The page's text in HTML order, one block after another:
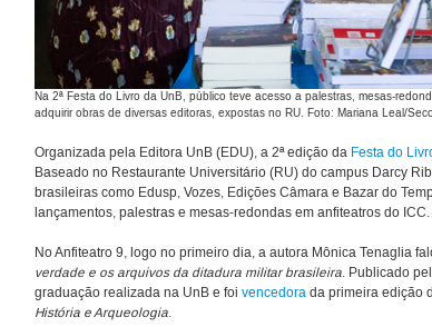
Na 2ª Festa do Livro da UnB, público teve acesso a palestras, mesas-
adquirir obras de diversas editoras, expostas no RU. Foto: Mariana Leal/
Organizada pela Editora UnB (EDU), a 2ª edição da Festa do
Baseado no Restaurante Universitário (RU) do campus Darcy
brasileiras como Edusp, Vozes, Edições Câmara e Bazar do
lançamentos, palestras e mesas-redondas em anfiteatros do ICC.
No Anfiteatro 9, logo no primeiro dia, a autora Mônica Tenaglia
verdade e os arquivos da ditadura militar brasileira. Publicado
graduação realizada na UnB e foi vencedora da primeira edição
História e Arqueologia.